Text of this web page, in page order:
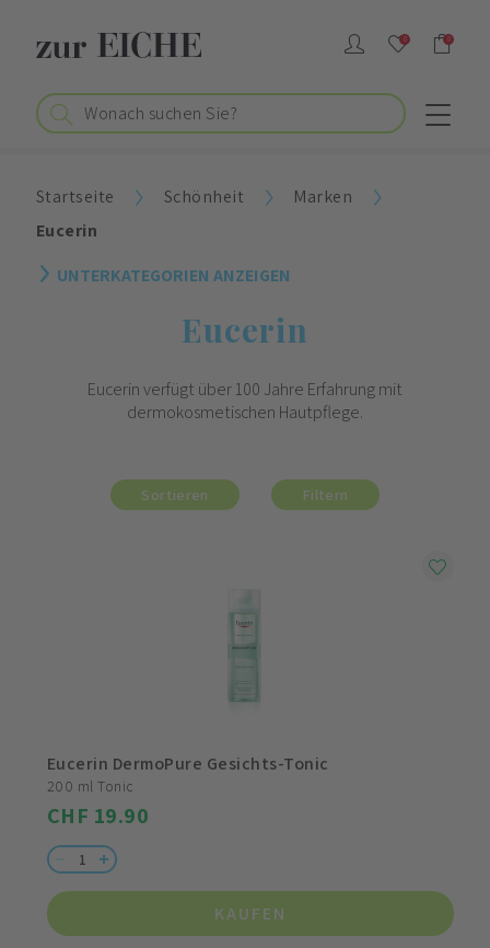
0 0
Startseite Schönheit
Marken
Eucerin
UNTERKATEGORIEN ANZEIGEN
Eucerin
Eucerin verfügt über 100 Jahre Erfahrung mit
dermokosmetischen Hautpflege.
Sortieren Filtern
Eucerin DermoPure Gesichts-Tonic
200 ml Tonic
CHF 19.90
KAUFEN